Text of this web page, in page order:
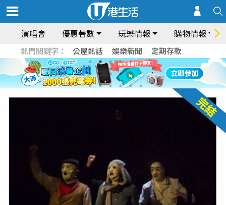
演唱會 優惠著數 玩樂情報 購物情報
熱門關鍵字： 公屋熱話 娛樂新聞 定期存款